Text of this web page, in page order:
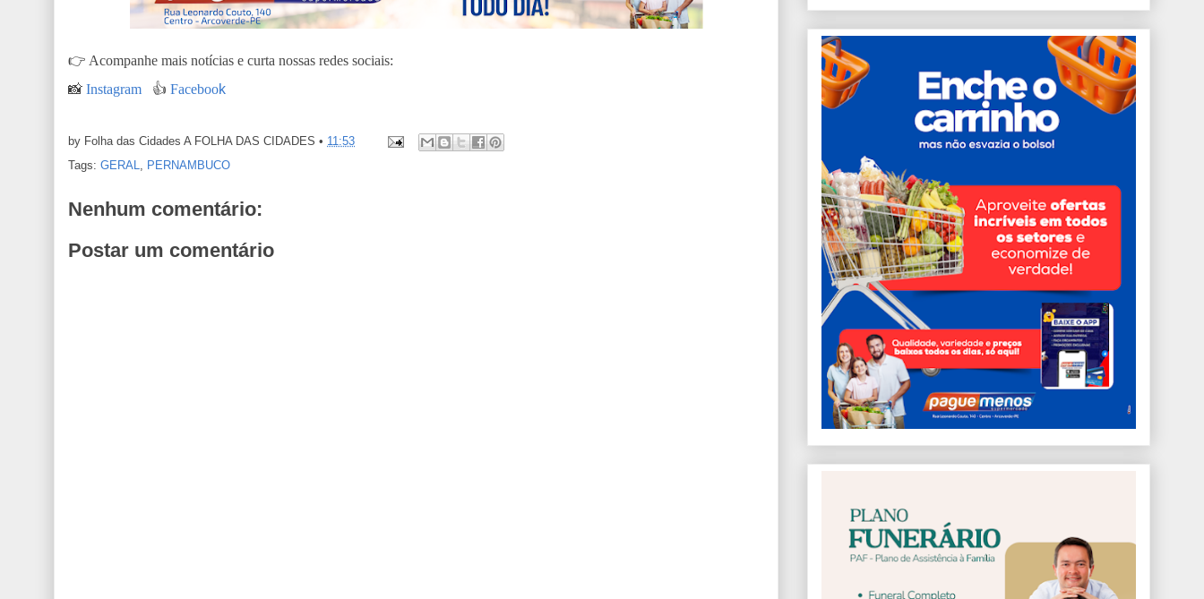
👉 Acompanhe mais notícias e curta nossas redes sociais:
📸 Instagram 👍 Facebook
by Folha das Cidades A FOLHA DAS CIDADES • 11:53
Tags: GERAL, PERNAMBUCO
Nenhum comentário:
Postar um comentário